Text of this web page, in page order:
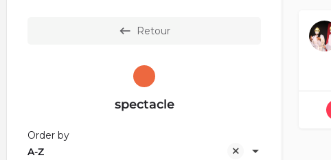
Retour
spectacle
A-Z
Order by